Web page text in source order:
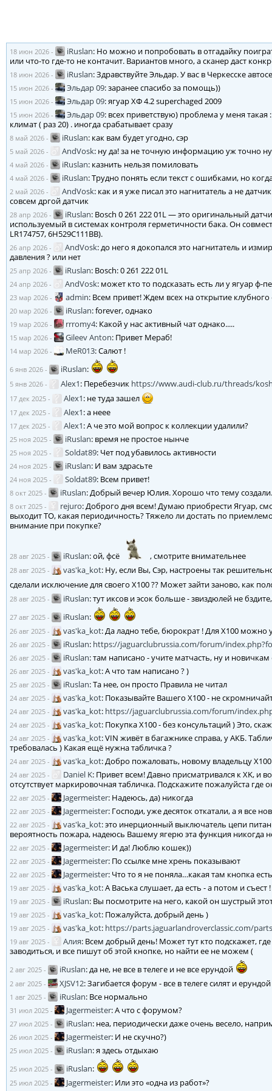
18 июн 2026 - iRuslan: Но можно и попробовать в отгадайку
или что-то где-то не контачит. Вариантов много, а сканер даст
18 июн 2026 - iRuslan:Здравствуйте Эльдар. У вас в Черкесске
15 июн 2026 - Эльдар 09:заранее спасибо за помощь))
15 июн 2026 - Эльдар 09:ягуар ХФ 4.2 superchaged 2009
15 июн 2026 - Эльдар 09: всех приветствую) проблема у меня
климат ( раз 20) . иногда срабатывает сразу
8 май 2026 - iRuslan: как вам будет угодно, сэр
5 май 2026 - AndVosk: ну да! за не точную информацию уж точно
4 май 2026 - iRuslan: казнить нельзя помиловать
4 май 2026 - iRuslan:Трудно понять если текст с ошибками, но
2 май 2026 - AndVosk: как и я уже писал это нагнитатель а не
совсем дргой датчик
28 апр 2026 - iRuslan: Bosch 0 261 222 01L — это оригинальный
используемый в системах контроля герметичности бака. Он
LR174757, 6H529C111BB).
26 апр 2026 - AndVosk:до него я докопался это нагнитатель и
давления ? или нет
25 апр 2026 - iRuslan: Bosch: 0 261 222 01L
24 апр 2026 - AndVosk: может кто то подсказать есть ли у ягуар ф-
23 мар 2026 - admin: Всем привет! Ждем всех на открытие клубного
20 мар 2026 - iRuslan:forever, однако
19 мар 2026 - rrromy4: Какой у нас активный чат однако.....
15 мар 2026 - Gileev Anton: Привет Мераб!
14 мар 2026 - MeR013:Салют !
6 янв 2026 - iRuslan:
5 янв 2026 - Alex1: Перебезчик https://www.audi-club.ru/threads/
17 дек 2025 - Alex1: не туда зашел
17 дек 2025 - Alex1:а неее
17 дек 2025 - Alex1:А че это мой вопрос к коллекции удалили?
25 ноя 2025 - iRuslan: время не простое нынче
25 ноя 2025 - Soldat89: Чет под убавилось активности
24 ноя 2025 - iRuslan: И вам здрасьте
24 ноя 2025 - Soldat89: Всем привет!
8 окт 2025 - iRuslan:Добрый вечер Юлия. Хорошо что тему создали.
8 окт 2025 - rejuro:Доброго дня всем! Думаю приобрести Ягуар,
выходит ТО, какая периодичность? Тяжело ли достать по
внимание при покупке?
28 авг 2025 - iRuslan:ой, фсё , смотрите внимательнее
28 авг 2025 - vas'ka_kot: Ну, если Вы, Сэр, настроены так
сделали исключение для своего X100 ?? Может зайти заново, как
28 авг 2025 - iRuslan:тут иксов и эсок больше - звиздюлей не
27 авг 2025 - iRuslan:
26 авг 2025 - vas'ka_kot:Да ладно тебе, бюрократ ! Для X100 можно
26 авг 2025 - iRuslan: https://jaguarclubrussia.com/forum/
26 авг 2025 - iRuslan:там написано - учите матчасть, ну и
26 авг 2025 - vas'ka_kot:А что там написано ? )
25 авг 2025 - iRuslan:Та нее, он просто Правила не читал
24 авг 2025 - vas'ka_kot: Показывайте Вашего X100 - не
24 авг 2025 - vas'ka_kot: https://jaguarclubrussia.com/forum/
24 авг 2025 - vas'ka_kot: Покупка X100 - без консультаций ) Это,
24 авг 2025 - vas'ka_kot:VIN живёт в багажнике справа, у АКБ.
требовалась ) Какая ещё нужна табличка ?
24 авг 2025 - vas'ka_kot:Добро пожаловать, новому владельцу
24 авг 2025 - Daniel K: Привет всем! Давно присматривался к XK, и
отсутствует маркировочная табличка. Подскажите пожалуйста где
22 авг 2025 - Jagermeister: Надеюсь, да) никогда
22 авг 2025 - Jagermeister: Господи, уже десяток откатали, а я все
22 авг 2025 - vas'ka_kot:это инерционный выключатель цепи
вероятность пожара, надеюсь Вашему ягерю эта функция никогда
22 авг 2025 - Jagermeister: И да! Люблю кошек))
22 авг 2025 - Jagermeister: По ссылке мне хрень показывают
22 авг 2025 - Jagermeister: Что то я не поняла…какая там кнопка
19 авг 2025 - vas'ka_kot:А Васька слушает, да есть - а потом и съест
19 авг 2025 - iRuslan: Вы посмотрите на него, какой он шустрый
19 авг 2025 - vas'ka_kot: Пожалуйста, добрый день )
19 авг 2025 - vas'ka_kot: https://parts.jaguarlandroverclassic.com/
19 авг 2025 - Алия: Всем добрый день! Может тут кто подскажет,
заводиться, и все пишут об этой кнопке, но найти ее не можем (
2 авг 2025 - iRuslan:да не, не все в телеге и не все ерундой
2 авг 2025 - XJSV12:Загибается форум - все в телеге силят и
1 авг 2025 - iRuslan: Все нормально
31 июл 2025 - Jagermeister:А что с форумом?
27 июл 2025 - iRuslan: неа, периодически даже очень весело,
26 июл 2025 - Jagermeister: И не скучно?)
25 июл 2025 - iRuslan:я здесь отдыхаю
25 июл 2025 - iRuslan:
25 июл 2025 - Jagermeister: Или это «одна из работ»?